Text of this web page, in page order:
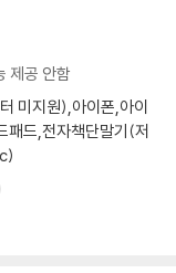
제공 안함
미지원),아이폰,아이
패드,전자책단말기(저